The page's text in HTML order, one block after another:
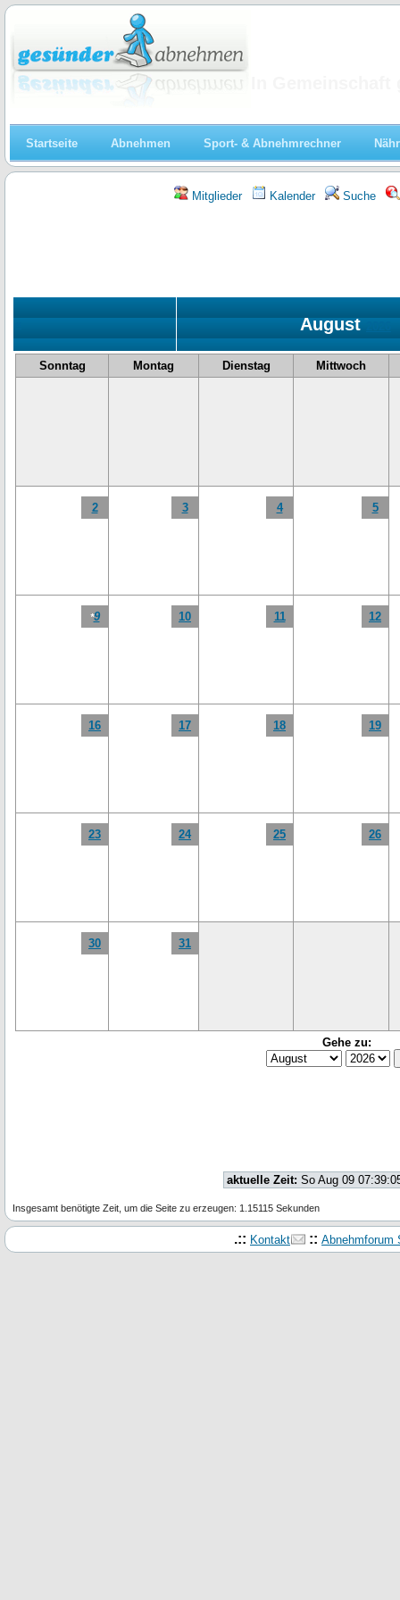
Startseite Abnehmen Sport- & Abnehmrechner
Mitglieder Kalender Suche
August
Sonntag Montag Dienstag Mittwoch
2 3 4 5
*9 10 11 12
16 17 18 19
23 24 25 26
30 31
Gehe zu:
aktuelle Zeit: So Aug 09
Insgesamt benötigte Zeit, um die Seite zu erzeugen: 1.15115 Sekunden
.:: Kontakt :: Abnehmforum